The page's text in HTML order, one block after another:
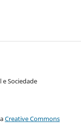
Sociedade
Creative Commons